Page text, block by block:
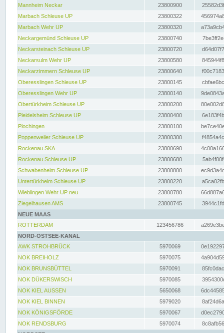
Mannheim Neckar
23800900
Marbach Schleuse UP
23800322
Marbach Wehr UP
23800320
Neckargemünd Schleuse UP
23800740
Neckarsteinach Schleuse UP
23800720
Neckarsulm Wehr UP
23800580
Neckarzimmern Schleuse UP
23800640
Oberesslingen Schleuse UP
23800145
Oberesslingen Wehr UP
23800140
Obertürkheim Schleuse UP
23800200
Pleidelsheim Schleuse UP
23800400
Plochingen
23800100
Poppenweiler Schleuse UP
23800300
Rockenau SKA
23800690
Rockenau Schleuse UP
23800680
Schwabenheim Schleuse UP
23800800
Untertürkheim Schleuse UP
23800220
Wieblingen Wehr UP neu
23800780
Ziegelhausen AMS
23800745
NEUE MAAS
ROTTERDAM
123456786
NORD-OSTSEE-KANAL
AWK STROHBRÜCK
5970069
NOK BREIHOLZ
5970075
NOK BRUNSBÜTTEL
5970091
NOK DÜKERSWISCH
5970085
NOK KIEL AUSSEN
5650068
NOK KIEL BINNEN
5979020
NOK KÖNIGSFÖRDE
5970067
NOK RENDSBURG
5970074